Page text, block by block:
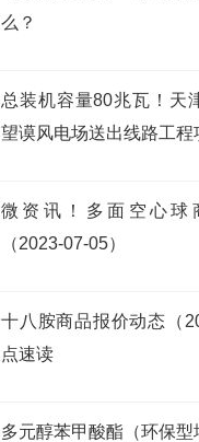
么？
总装机容量80兆瓦！天
望谟风电场送出线路工程
微资讯！多面空心球
（2023-07-05）
十八胺商品报价动态（
点速读
多元醇苯甲酸酯（环保型